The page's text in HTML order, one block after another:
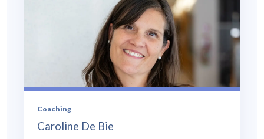
Coaching
Caroline De Bie